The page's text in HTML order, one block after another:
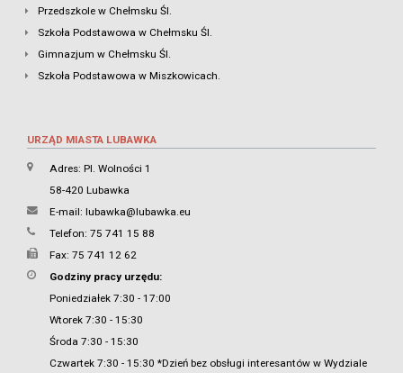
Przedszkole w Chełmsku Śl.
Szkoła Podstawowa w Chełmsku Śl.
Gimnazjum w Chełmsku Śl.
Szkoła Podstawowa w Miszkowicach.
URZĄD MIASTA LUBAWKA
Adres: Pl. Wolności 1
58-420 Lubawka
E-mail: lubawka@lubawka.eu
Telefon: 75 741 15 88
Fax: 75 741 12 62
Godziny pracy urzędu:
Poniedziałek 7:30 - 17:00
Wtorek 7:30 - 15:30
Środa 7:30 - 15:30
Czwartek 7:30 - 15:30 *Dzień bez obsługi interesantów w Wydziale